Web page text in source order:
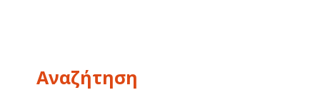
Αναζήτηση